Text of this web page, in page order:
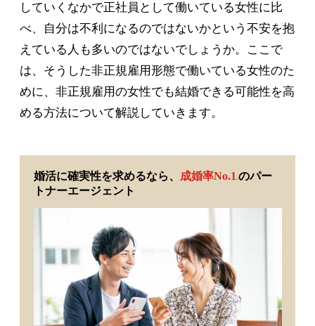
していくなかで正社員として働いている女性に比
べ、自分は不利になるのではないかという不安を抱
えている人も多いのではないでしょうか。ここで
は、そうした非正規雇用形態で働いている女性のた
めに、非正規雇用の女性でも結婚できる可能性を高
める方法について解説していきます。
婚活に確実性を求めるなら、 成婚率No.1 ※のパー
トナーエージェント